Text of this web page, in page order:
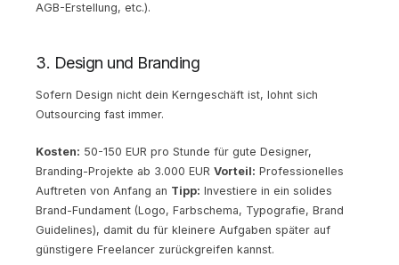
AGB-Erstellung, etc.).
3. Design und Branding
Sofern Design nicht dein Kerngeschäft ist, lohnt sich
Outsourcing fast immer.
Kosten: 50-150 EUR pro Stunde für gute Designer,
Branding-Projekte ab 3.000 EUR Vorteil: Professionelles
Auftreten von Anfang an Tipp: Investiere in ein solides
Brand-Fundament (Logo, Farbschema, Typografie, Brand
Guidelines), damit du für kleinere Aufgaben später auf
günstigere Freelancer zurückgreifen kannst.